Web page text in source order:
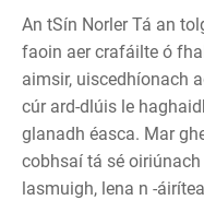
An tSín Norler Tá an
faoin aer crafáilte ó
aimsir, uiscedhíonach
cúr ard-dlúis le
glanadh éasca. Mar
cobhsaí tá sé
lasmuigh, lena n -